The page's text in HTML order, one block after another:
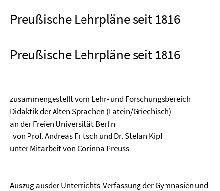
Preußische Lehrpläne seit 1816
Preußische Lehrpläne seit 1816
zusammengestellt vom Lehr- und Forschungsbereich
Didaktik der Alten Sprachen (Latein/Griechisch)
an der Freien Universität Berlin
von Prof. Andreas Fritsch und Dr. Stefan Kipf
unter Mitarbeit von Corinna Preuss
Auszug ausder Unterrichts-Verfassung der Gymnasien und